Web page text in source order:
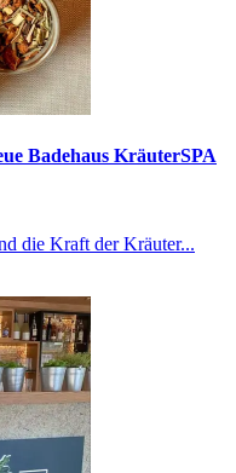
Badehaus KräuterSPA
die Kraft der Kräuter...